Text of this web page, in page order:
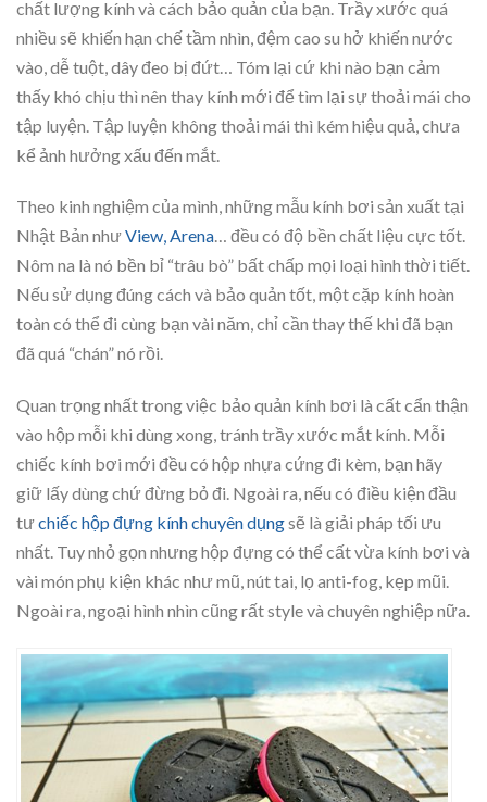
chất lượng kính và cách bảo quản của bạn. Trầy xước quá
nhiều sẽ khiến hạn chế tầm nhìn, đệm cao su hở khiến nước
vào, dễ tuột, dây đeo bị đứt… Tóm lại cứ khi nào bạn cảm
thấy khó chịu thì nên thay kính mới để tìm lại sự thoải mái cho
tập luyện. Tập luyện không thoải mái thì kém hiệu quả, chưa
kể ảnh hưởng xấu đến mắt.
Theo kinh nghiệm của mình, những mẫu kính bơi sản xuất tại
Nhật Bản nhưView,Arena… đều có độ bền chất liệu cực tốt.
Nôm na là nó bền bỉ “trâu bò” bất chấp mọi loại hình thời tiết.
Nếu sử dụng đúng cách và bảo quản tốt, một cặp kính hoàn
toàn có thể đi cùng bạn vài năm, chỉ cần thay thế khi đã bạn
đã quá “chán” nó rồi.
Quan trọng nhất trong việc bảo quản kính bơi là cất cẩn thận
vào hộp mỗi khi dùng xong, tránh trầy xước mắt kính. Mỗi
chiếc kính bơi mới đều có hộp nhựa cứng đi kèm, bạn hãy
giữ lấy dùng chứ đừng bỏ đi. Ngoài ra, nếu có điều kiện đầu
tưchiếc hộp đựng kính chuyên dụngsẽ là giải pháp tối ưu
nhất. Tuy nhỏ gọn nhưng hộp đựng có thể cất vừa kính bơi và
vài món phụ kiện khác như mũ, nút tai, lọ anti-fog, kẹp mũi.
Ngoài ra, ngoại hình nhìn cũng rất style và chuyên nghiệp nữa.